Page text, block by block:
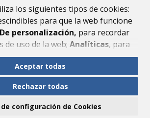
los siguientes tipos de cookies:
para que la web funcione
De personalización, para recordar
de uso de la web; Analíticas, para
de la web y sus servicios.
el botón“Aceptar todas”
acepta su uso. Si pulsa el botón
se guardarán las cookies técnicas
Aceptar todas
Rechazar todas
de configuración de Cookies